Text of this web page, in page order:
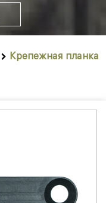
Крепежная планка